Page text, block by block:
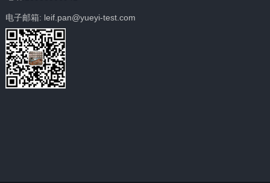
电子邮箱: leif.pan@yueyi-test.com